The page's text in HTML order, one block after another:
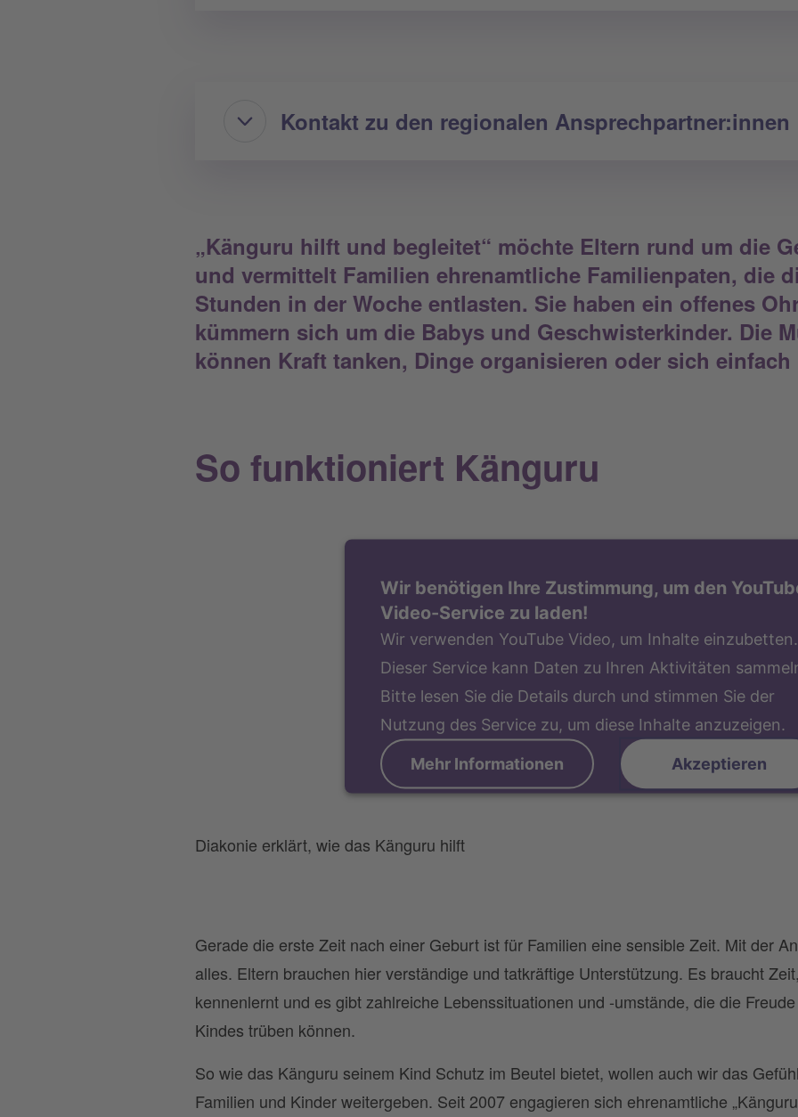
Kontakt zu den regionalen Ansprechpartner:innen
„Känguru hilft und begleitet“ möchte Eltern rund um die
und vermittelt Familien ehrenamtliche Familienpaten, die
Stunden in der Woche entlasten. Sie haben ein offenes
kümmern sich um die Babys und Geschwisterkinder. Die
können Kraft tanken, Dinge organisieren oder sich
So funktioniert Känguru
Wir benötigen Ihre Zustimmung, um den
Video-Service zu laden!
Wir verwenden YouTube Video, um Inhalte einzubetten.
Dieser Service kann Daten zu Ihren Aktivitäten
Bitte lesen Sie die Details durch und stimmen Sie der
Nutzung des Service zu, um diese Inhalte anzuzeigen.
Mehr Informationen Akzeptieren
Diakonie erklärt, wie das Känguru hilft
Gerade die erste Zeit nach einer Geburt ist für Familien eine sensible Zeit. Mit der
alles. Eltern brauchen hier verständige und tatkräftige Unterstützung. Es braucht
kennenlernt und es gibt zahlreiche Lebenssituationen und -umstände, die die
Kindes trüben können.
So wie das Känguru seinem Kind Schutz im Beutel bietet, wollen auch wir das
Familien und Kinder weitergeben. Seit 2007 engagieren sich ehrenamtliche